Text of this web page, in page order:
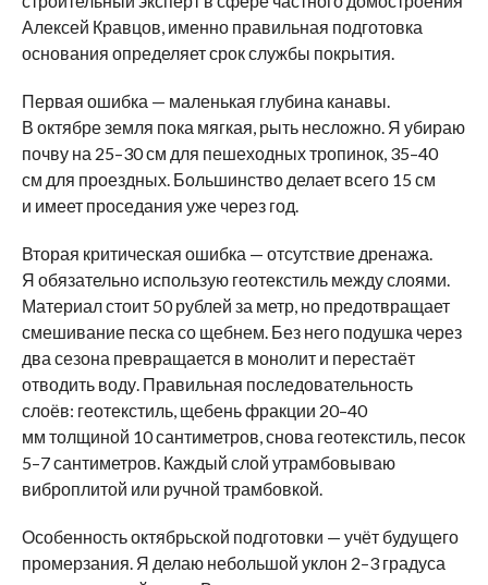
Алексей Кравцов, именно правильная подготовка
основания определяет срок службы покрытия.
Первая ошибка — маленькая глубина канавы.
В октябре земля пока мягкая, рыть несложно. Я убираю
почву на 25–30 см для пешеходных тропинок, 35–40
см для проездных. Большинство делает всего 15 см
и имеет проседания уже через год.
Вторая критическая ошибка — отсутствие дренажа.
Я обязательно использую геотекстиль между слоями.
Материал стоит 50 рублей за метр, но предотвращает
смешивание песка со щебнем. Без него подушка через
два сезона превращается в монолит и перестаёт
отводить воду. Правильная последовательность
слоёв: геотекстиль, щебень фракции 20–40
мм толщиной 10 сантиметров, снова геотекстиль, песок
5–7 сантиметров. Каждый слой утрамбовываю
виброплитой или ручной трамбовкой.
Особенность октябрьской подготовки — учёт будущего
промерзания. Я делаю небольшой уклон 2–3 градуса